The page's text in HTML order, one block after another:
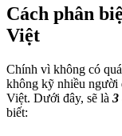
Cách phân
Việt
Chính vì không có
không kỹ nhiều người
Việt. Dưới đây, sẽ là 3
biết: